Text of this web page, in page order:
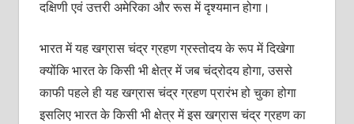
दक्षिणी एवं उत्तरी अमेरिका और रूस में दृश्यमान होगा।
भारत में यह खग्रास चंद्र ग्रहण ग्रस्तोदय के रूप में दिखेगा
क्योंकि भारत के किसी भी क्षेत्र में जब चंद्रोदय होगा, उससे
काफी पहले ही यह खग्रास चंद्र ग्रहण प्रारंभ हो चुका होगा
इसलिए भारत के किसी भी क्षेत्र में इस खग्रास चंद्र ग्रहण का